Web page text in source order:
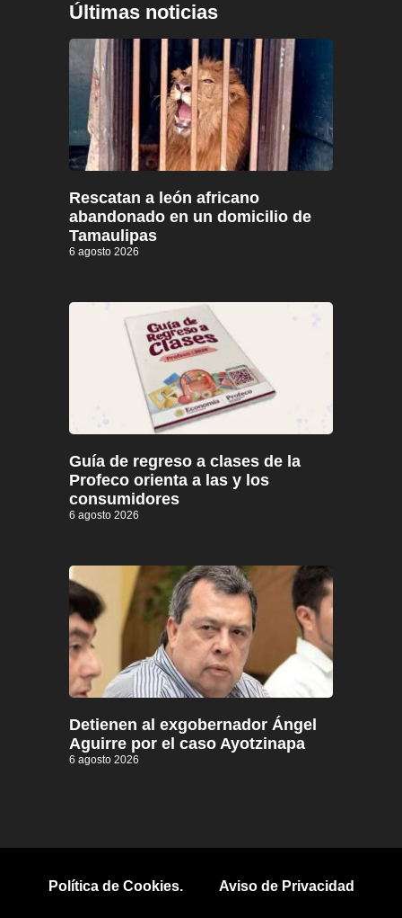
Últimas noticias
Rescatan a león africano
abandonado en un domicilio de
Tamaulipas
6 agosto 2026
Guía de regreso a clases de la
Profeco orienta a las y los
consumidores
6 agosto 2026
Detienen al exgobernador Ángel
Aguirre por el caso Ayotzinapa
6 agosto 2026
Política de Cookies. Aviso de Privacidad